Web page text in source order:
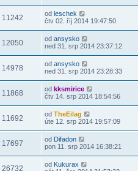
11242 od leschek
čtv 02. říj 2014 19:47:50
12050 od ansysko
ned 31. srp 2014 23:37:12
14978 od ansysko
ned 31. srp 2014 23:28:33
11868 od kksmirice
čtv 14. srp 2014 18:54:56
11692 od TheEilag
úte 12. srp 2014 19:57:09
17697 od Difadon
pon 11. srp 2014 16:38:21
26732 od Kukurax